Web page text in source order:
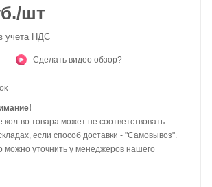
/шт
учета НДС
Сделать видео обзор?
во товара может не соответствовать
если способ доставки - "Самовывоз".
можно уточнить у менеджеров нашего